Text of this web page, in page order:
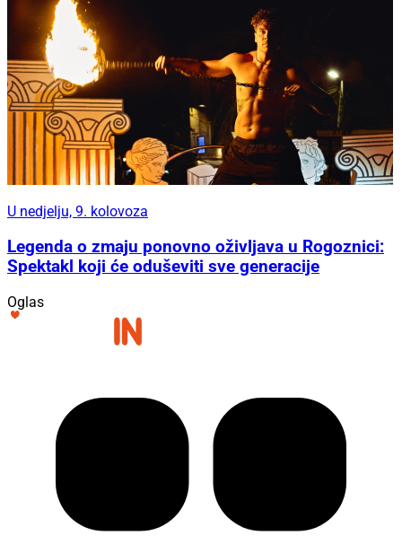
U nedjelju, 9. kolovoza
Legenda o zmaju ponovno oživljava u Rogoznici:
Spektakl koji će oduševiti sve generacije
Oglas